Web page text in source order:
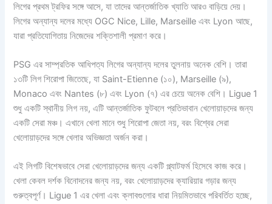
লিগের প্রথম ট্রফির সঙ্গে আসে, যা তাদের আন্তর্জাতিক খ্যাতি আরও বাড়িয়ে দেয়।
লিগের অন্যান্য দলের মধ্যে OGC Nice, Lille, Marseille এবং Lyon আছে,
যারা প্রতিযোগিতায় নিজেদের শক্তিশালী প্রমাণ করে।
PSG এর সাম্প্রতিক আধিপত্য লিগের অন্যান্য দলের তুলনায় অনেক বেশি। তারা
১৩টি লিগ শিরোপা জিতেছে, যা Saint-Etienne (১০), Marseille (৯),
Monaco এবং Nantes (৮) এবং Lyon (৭) এর চেয়ে অনেক বেশি। Ligue 1
শুধু একটি স্থানীয় লিগ নয়, এটি আন্তর্জাতিক ফুটবলে প্রতিভাবান খেলোয়াড়দের জন্য
একটি সেরা মঞ্চ। এখানে খেলা মানে শুধু শিরোপা জেতা নয়, বরং বিশ্বের সেরা
খেলোয়াড়দের সঙ্গে খেলার অভিজ্ঞতা অর্জন করা।
এই লিগটি বিশেষভাবে সেরা খেলোয়াড়দের জন্য একটি প্ল্যাটফর্ম হিসেবে কাজ করে।
খেলা কেবল দর্শক বিনোদনের জন্য নয়, বরং খেলোয়াড়দের ক্যারিয়ার গড়ার জন্য
গুরুত্বপূর্ণ। Ligue 1 এর খেলা এবং ক্লাবগুলোর ধারা নিয়মিতভাবে পরিবর্তিত হচ্ছে,